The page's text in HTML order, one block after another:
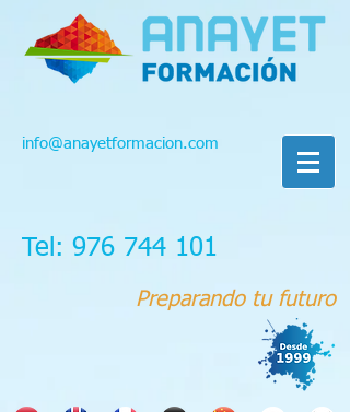
info@anayetformacion.com
Tel: 976 744 101
Preparando tu futuro